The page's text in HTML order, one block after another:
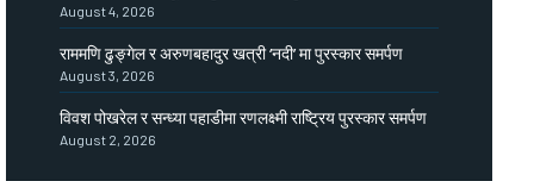
August 4, 2026
राममणि ढुङ्गेल र अरुणबहादुर खत्री ‘नदी’ मा पुरस्कार समर्पण
August 3, 2026
विवश पोखरेल र सन्ध्या पहाडीमा रणलक्ष्मी राष्ट्रिय पुरस्कार समर्पण
August 2, 2026